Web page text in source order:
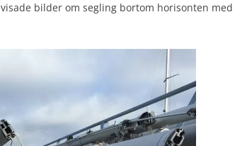
bilder om segling bortom horisonten med